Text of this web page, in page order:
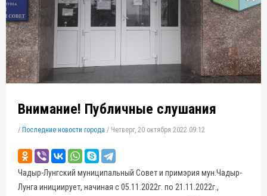
Внимание! Публичные слушания
/ Последние новости города / Четверг, 20 октября 2022 09:12
Чадыр-Лунгский муниципальный Совет и примэрия мун.Чадыр-
Лунга инициирует, начиная с 05.11.2022г. по 21.11.2022г.,